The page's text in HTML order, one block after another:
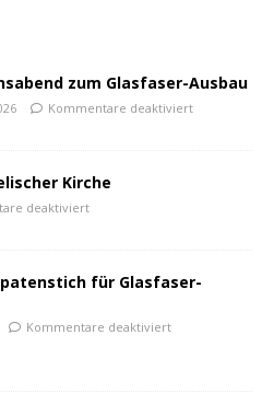
zum Glasfaser-Ausbau
Kommentare deaktiviert
Kirche
deaktiviert
für Glasfaser-
Kommentare deaktiviert